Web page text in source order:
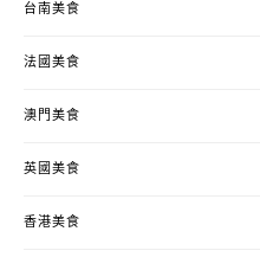
台南美食
法國美食
澳門美食
英國美食
香港美食